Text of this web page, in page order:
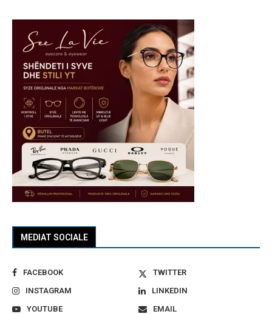
MEDIAT SOCIALE
FACEBOOK
TWITTER
INSTAGRAM
LINKEDIN
YOUTUBE
EMAIL